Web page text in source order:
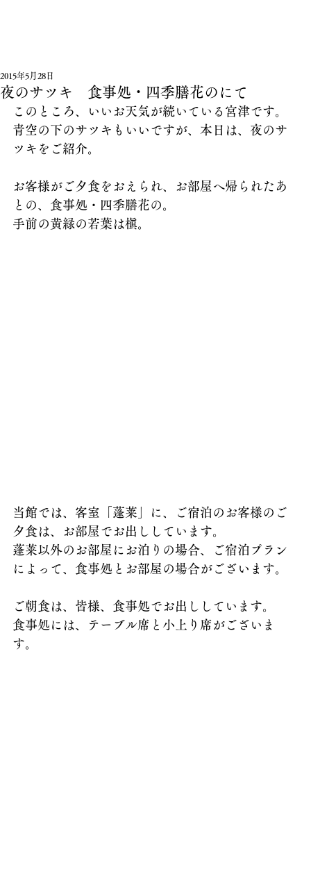
夜のサツキ 食事処・四季膳花のにて
2015年5月28日
このところ、いいお天気が続いている宮津です。
青空の下のサツキもいいですが、本日は、夜のサ
ツキをご紹介。
お客様がご夕食をおえられ、お部屋へ帰られたあ
との、食事処・四季膳花の。
手前の黄緑の若葉は槇。
当館では、客室「蓬莱」に、ご宿泊のお客様のご
夕食は、お部屋でお出ししています。
蓬莱以外のお部屋にお泊りの場合、ご宿泊プラン
によって、食事処とお部屋の場合がございます。
ご朝食は、皆様、食事処でお出ししています。
食事処には、テーブル席と小上り席がございま
す。